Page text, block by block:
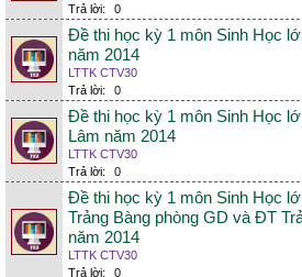
Trả lời:
0
Đề thi học kỳ 1 môn Sinh Học
năm 2014
LTTK CTV30
Trả lời:
0
Đề thi học kỳ 1 môn Sinh Học
Lâm năm 2014
LTTK CTV30
Trả lời:
0
Đề thi học kỳ 1 môn Sinh Học
Trảng Bàng phòng GD và ĐT
năm 2014
LTTK CTV30
Trả lời:
0